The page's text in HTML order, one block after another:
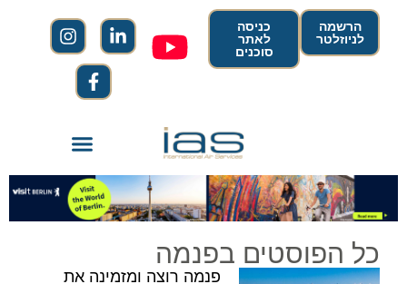
הרשמה
לניוזלטר
כניסה
לאתר
סוכנים
כל הפוסטים בפנמה
פנמה רוצה ומזמינה את